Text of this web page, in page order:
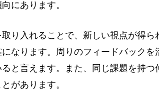
にあります。
り入れることで、新しい視点が得
なります。周りのフィードバック
と言えます。また、同じ課題を持
があります。